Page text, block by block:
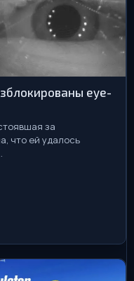
eye-
за
что ей удалось